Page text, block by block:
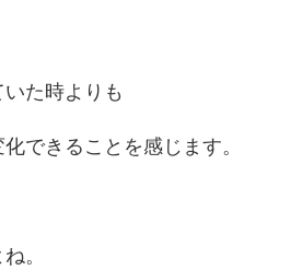
た時よりも
できることを感じます。
。